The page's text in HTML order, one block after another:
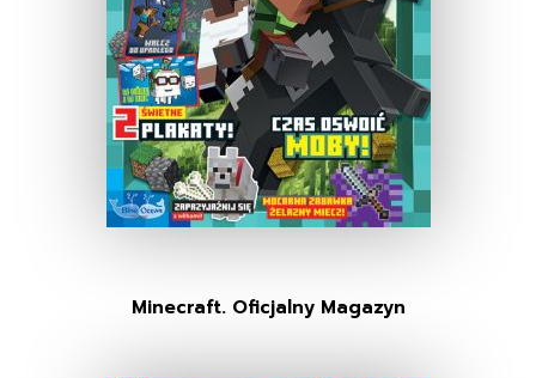
Minecraft. Oficjalny Magazyn